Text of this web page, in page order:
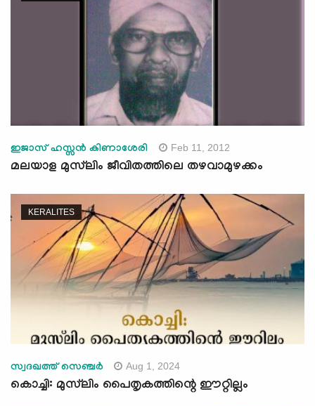
ഇജാസ് ഹസ്സന്‍ കിണാശേരി Feb 11, 2012
മലയാള മുസ്‌ലിം ജീവിതത്തിലെ തഴവാമുഴക്കം
KERALITES
സ്വദഖത്ത് സെഞ്ചർ Aug 1, 2024
കൊച്ചി: മുസ്‍ലിം പൈതൃകത്തിന്റെ ഈറ്റില്ലം